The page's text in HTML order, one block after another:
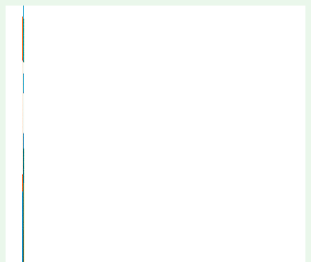
содержимому